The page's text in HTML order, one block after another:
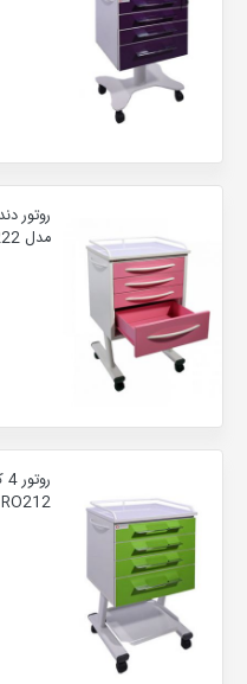
مدل RO222 برند نوید اکباتان
RO212 برند نوید اکباتان